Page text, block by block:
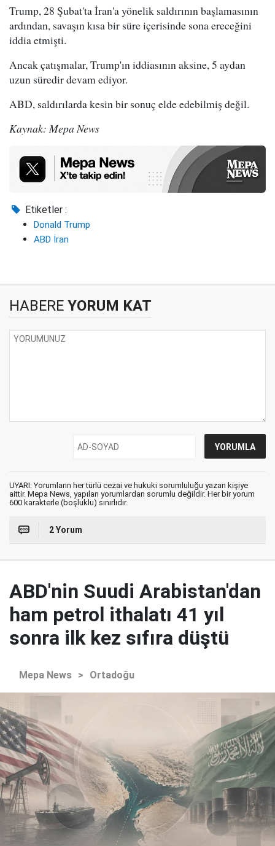
Trump, 28 Şubat'ta İran'a yönelik saldırının başlamasının
ardından, savaşın kısa bir süre içerisinde sona ereceğini
iddia etmişti.
Ancak çatışmalar, Trump'ın iddiasının aksine, 5 aydan
uzun süredir devam ediyor.
ABD, saldırılarda kesin bir sonuç elde edebilmiş değil.
Kaynak: Mepa News
Etiketler :
Donald Trump
ABD İran
HABERE YORUM KAT
UYARI: Yorumların her türlü cezai ve hukuki sorumluluğu yazan kişiye
aittir. Mepa News, yapılan yorumlardan sorumlu değildir. Her bir yorum
600 karakterle (boşluklu) sınırlıdır.
2 Yorum
ABD'nin Suudi Arabistan'dan
ham petrol ithalatı 41 yıl
sonra ilk kez sıfıra düştü
Mepa News > Ortadoğu